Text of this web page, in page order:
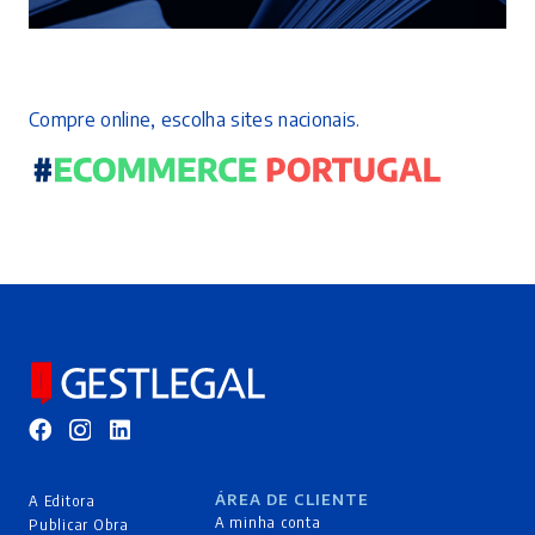
Compre online, escolha sites nacionais.
A Editora
Publicar Obra
ÁREA DE CLIENTE
A minha conta